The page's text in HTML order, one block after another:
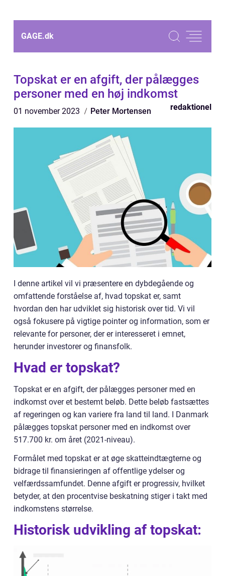
GAGE.dk
Topskat er en afgift, der pålægges
personer med en høj indkomst
01 november 2023 Peter Mortensen redaktionel
I denne artikel vil vi præsentere en dybdegående og
omfattende forståelse af, hvad topskat er, samt
hvordan den har udviklet sig historisk over tid. Vi vil
også fokusere på vigtige pointer og information, som er
relevante for personer, der er interesseret i emnet,
herunder investorer og finansfolk.
Hvad er topskat?
Topskat er en afgift, der pålægges personer med en
indkomst over et bestemt beløb. Dette beløb fastsættes
af regeringen og kan variere fra land til land. I Danmark
pålægges topskat personer med en indkomst over
517.700 kr. om året (2021-niveau).
Formålet med topskat er at øge skatteindtægterne og
bidrage til finansieringen af offentlige ydelser og
velfærdssamfundet. Denne afgift er progressiv, hvilket
betyder, at den procentvise beskatning stiger i takt med
indkomstens størrelse.
Historisk udvikling af topskat: